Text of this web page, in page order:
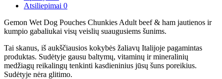
Atsiliepimai 0
Gemon Wet Dog Pouches Chunkies Adult beef & ham jautienos ir
kumpio gabaliukai visų veislių suaugusiems šunims.
Tai skanus, iš aukščiausios kokybės žaliavų Italijoje pagamintas
produktas. Sudėtyje gausu baltymų, vitaminų ir mineralinių
medžiagų reikalingų tenkinti kasdieninius jūsų šuns poreikius.
Sudėtyje nėra glitimo.